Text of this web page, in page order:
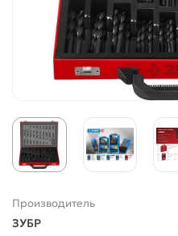
Производитель
ЗУБР